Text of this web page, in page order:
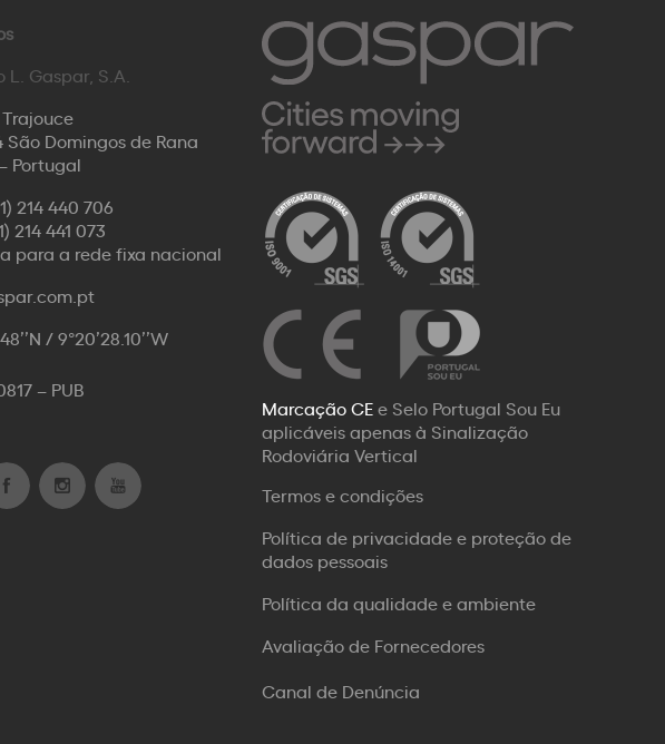
L. Gaspar, S.A.
Trajouce
São Domingos de Rana
Portugal
214 440 706
214 441 073
para a rede fixa nacional
/ 9°20’28.10’’W
– PUB
Marcação CEe Selo Portugal Sou Eu
aplicáveis apenas à Sinalização
Rodoviária Vertical
Termos e condições
Política de privacidade e proteção de
dados pessoais
Política da qualidade e ambiente
Avaliação de Fornecedores
Canal de Denúncia